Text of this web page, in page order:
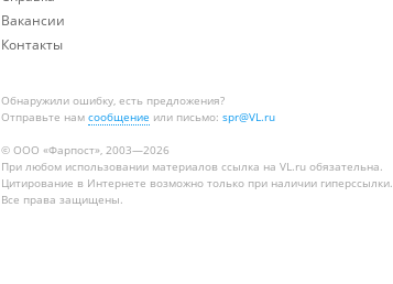
Вакансии
Контакты
Обнаружили ошибку, есть предложения?
Отправьте нам сообщение или письмо: spr@VL.ru
© ООО «Фарпост», 2003—2026
При любом использовании материалов ссылка на VL.ru обязательна.
Цитирование в Интернете возможно только при наличии гиперссылки.
Все права защищены.